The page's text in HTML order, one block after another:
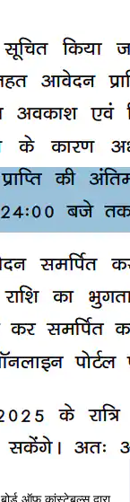
के लिए बिहार पुलिस
csbc.bihar.gov.in पर
सूची डाउनलोड कर
लिए कुल 19,838 पदों पर
था। उम्मीदवार 25
पर ऑनलाइन आवेदन
को विस्तारित कर 25
पुलिस सिपाही भर्ती के
पुलिस एवं बिहार विशेष
प्रक्रिया शुरू कर दी
कुछ उम्मीदवारों के आवंटन
करने वाले करीब